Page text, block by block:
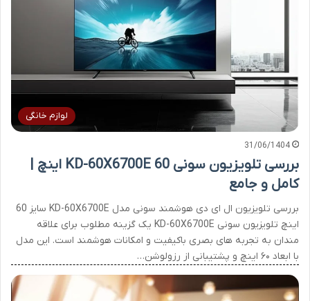
لوازم خانگی
31/06/1404
بررسی تلویزیون سونی KD-60X6700E 60 اینچ |
کامل و جامع
بررسی تلویزیون ال ای دی هوشمند سونی مدل KD-60X6700E سایز 60
اینچ تلویزیون سونی KD-60X6700E یک گزینه مطلوب برای علاقه
مندان به تجربه های بصری باکیفیت و امکانات هوشمند است. این مدل
با ابعاد ۶۰ اینچ و پشتیبانی از رزولوشن…